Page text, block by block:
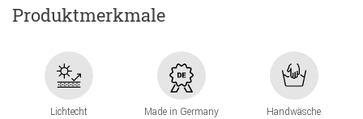
Produktmerkmale
Lichtecht Made in Germany Handwäsche